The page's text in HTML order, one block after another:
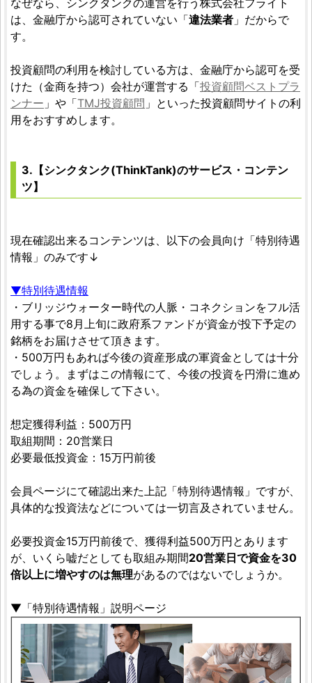
は、金融庁から認可されていない「違法業者 」だからで
す。
投資顧問の利用を検討している方は、金融庁から認可を受
けた（金商を持つ）会社が運営する「投資顧問ベストプラ
ンナー 」や「TMJ投資顧問 」といった投資顧問サイトの利
用をおすすめします。
3.【シンクタンク(ThinkTank)のサービス・コンテン
ツ】
現在確認出来るコンテンツは、以下の会員向け「特別待遇
情報」のみです↓
▼特別待遇情報
・ブリッジウォーター時代の人脈・コネクションをフル活
用する事で8月上旬に政府系ファンドが資金が投下予定の
銘柄をお届けさせて頂きます。
・500万円もあれば今後の資産形成の軍資金としては十分
でしょう。まずはこの情報にて、今後の投資を円滑に進め
る為の資金を確保して下さい。
想定獲得利益：500万円
取組期間：20営業日
必要最低投資金：15万円前後
会員ページにて確認出来た上記「特別待遇情報」ですが、
具体的な投資法などについては一切言及されていません。
必要投資金15万円前後で、獲得利益500万円とあります
が、いくら嘘だとしても取組み期間20営業日で資金を30
倍以上に増やすのは無理があるのではないでしょうか。
▼「特別待遇情報」説明ページ